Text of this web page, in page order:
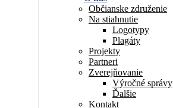
Občianske združenie
Na stiahnutie
Logotypy
Plagáty
Projekty
Partneri
Zverejňovanie
Výročné správy
Ďalšie
Kontakt